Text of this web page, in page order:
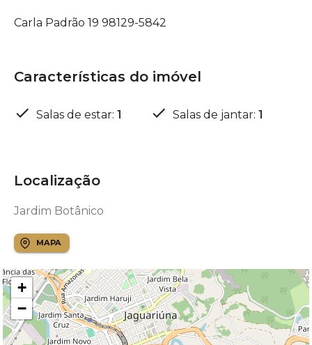
Carla Padrão 19 98129-5842
Características do imóvel
Salas de estar: 1 Salas de jantar: 1
Localização
Jardim Botânico
MAPA
+
−